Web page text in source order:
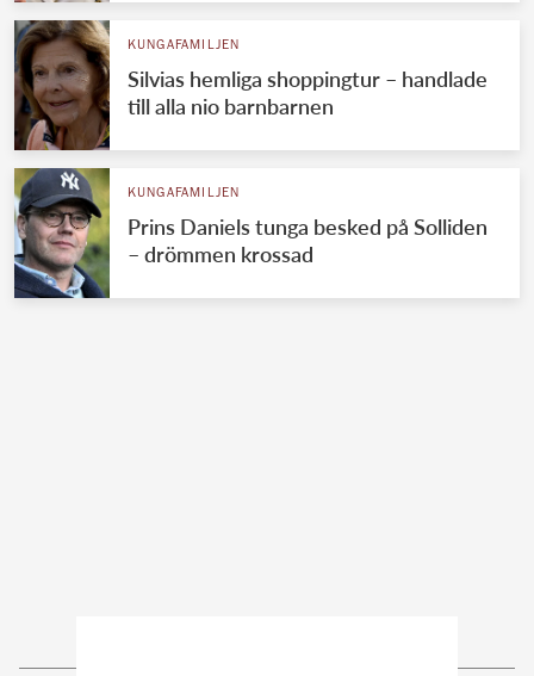
KUNGAFAMILJEN
Silvias hemliga shoppingtur – handlade
till alla nio barnbarnen
KUNGAFAMILJEN
Prins Daniels tunga besked på Solliden
– drömmen krossad